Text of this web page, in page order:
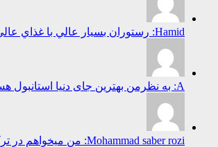
Hamid: رستوران بسيار عالي با غذاي عالي و با كيفيت پيشنهاد ميكنم به همه غذاهاي محلي بسيا...
A: به نظرمن بهترین جای دنیا استانبول هستش. واقعا شهرزیباییست...
Mohammad saber rozi: من میخواهم در ترکیه تحصیل کنم چون ترکیه برای تحصیل خیلی پیش رفته است...